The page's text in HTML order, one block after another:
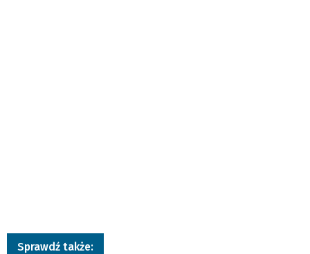
Sprawdź także: